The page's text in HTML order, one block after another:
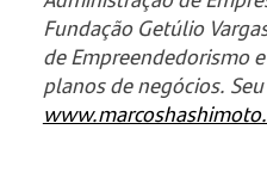
Fundação Getúlio
de Empreendedorismo
planos de negócios.